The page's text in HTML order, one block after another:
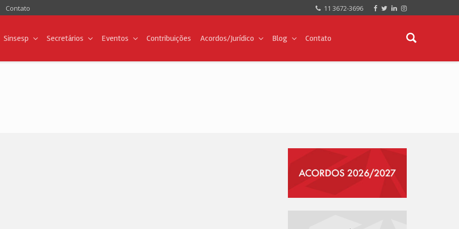
Contato 11 3672-3696
Sinsesp Secretários Eventos Contribuições Acordos/Jurídico Blog Contato